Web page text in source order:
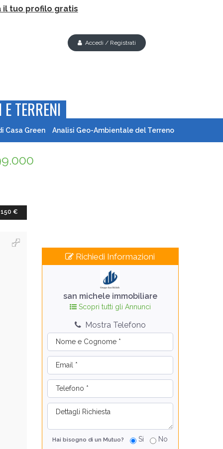
il tuo profilo gratis
Accedi / Registrati
E TERRENI
Casa Green Analisi Geo-Ambientale del Terreno
€
Richiedi Informazioni
san michele immobiliare
Scopri tutti gli Annunci
Mostra Telefono
Hai bisogno di un Mutuo? Si No